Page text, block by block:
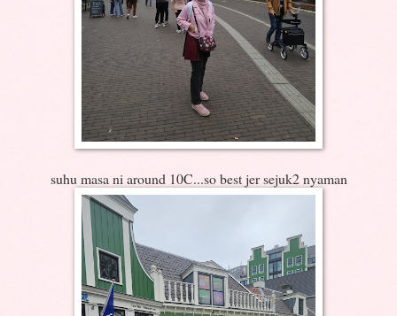
suhu masa ni around 10C...so best jer sejuk2 nyaman